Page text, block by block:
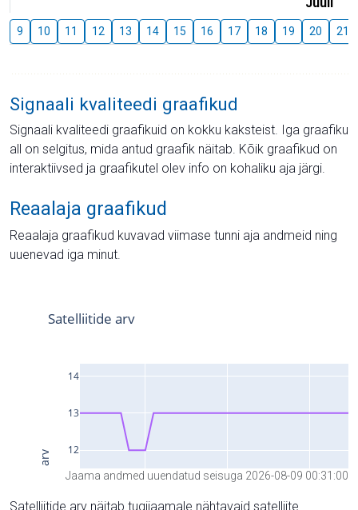
9 10 11 12 13 14 15 16 17 18 19 20 21
Signaali kvaliteedi graafikud
Signaali kvaliteedi graafikuid on kokku kaksteist. Iga graafiku
all on selgitus, mida antud graafik näitab. Kõik graafikud on
interaktiivsed ja graafikutel olev info on kohaliku aja järgi.
Reaalaja graafikud
Reaalaja graafikud kuvavad viimase tunni aja andmeid ning
uuenevad iga minut.
Jaama andmed uuendatud seisuga 2026-08-09 00:31:00
Satelliitide arv näitab tugijaamale nähtavaid satelliite.